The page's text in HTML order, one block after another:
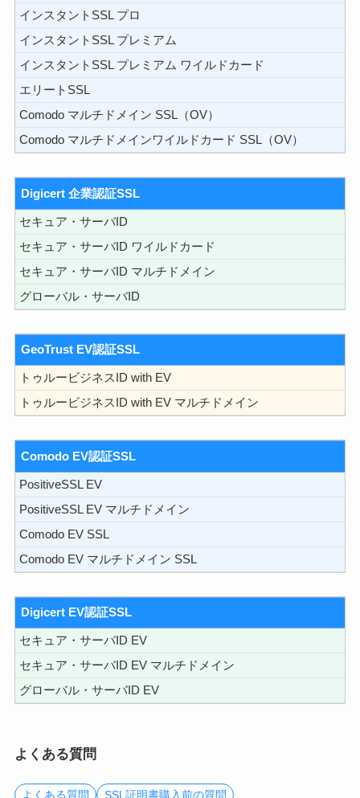
インスタントSSL プロ
インスタントSSL プレミアム
インスタントSSL プレミアム ワイルドカード
エリートSSL
Comodo マルチドメイン SSL（OV）
Comodo マルチドメインワイルドカード SSL（OV）
Digicert 企業認証SSL
セキュア・サーバID
セキュア・サーバID ワイルドカード
セキュア・サーバID マルチドメイン
グローバル・サーバID
GeoTrust EV認証SSL
トゥルービジネスID with EV
トゥルービジネスID with EV マルチドメイン
Comodo EV認証SSL
PositiveSSL EV
PositiveSSL EV マルチドメイン
Comodo EV SSL
Comodo EV マルチドメイン SSL
Digicert EV認証SSL
セキュア・サーバID EV
セキュア・サーバID EV マルチドメイン
グローバル・サーバID EV
よくある質問
よくある質問
SSL証明書購入前の質問